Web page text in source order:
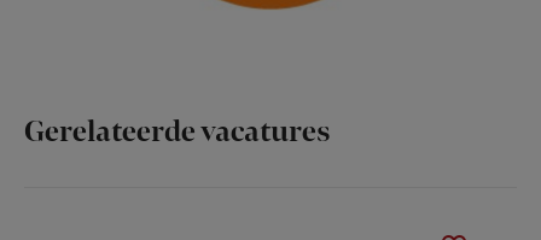
Gerelateerde vacatures